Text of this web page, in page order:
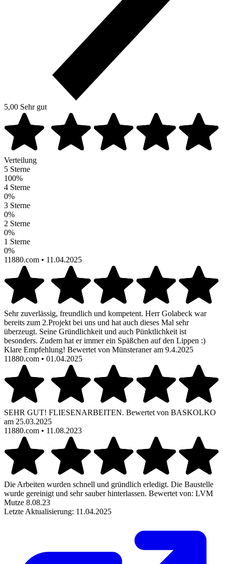
5,00 Sehr gut
Verteilung
5 Sterne
100%
4 Sterne
0%
3 Sterne
0%
2 Sterne
0%
1 Sterne
0%
11880.com • 11.04.2025
Sehr zuverlässig, freundlich und kompetent. Herr Golabeck war
bereits zum 2.Projekt bei uns und hat auch dieses Mal sehr
überzeugt. Seine Gründlichkeit und auch Pünktlichkeit ist
besonders. Zudem hat er immer ein Späßchen auf den Lippen :)
Klare Empfehlung! Bewertet von Münsteraner am 9.4.2025
11880.com • 01.04.2025
SEHR GUT! FLIESENARBEITEN. Bewertet von BASKOLKO
am 25.03.2025
11880.com • 11.08.2023
Die Arbeiten wurden schnell und gründlich erledigt. Die Baustelle
wurde gereinigt und sehr sauber hinterlassen. Bewertet von: LVM
Mutze 8.08.23
Letzte Aktualisierung: 11.04.2025